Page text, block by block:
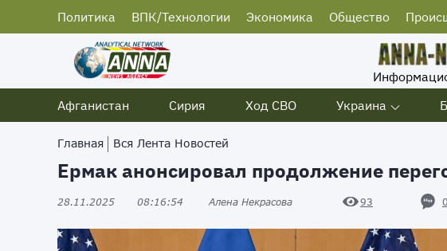
Политика ВПК/Технологии Экономика Общество
Афганистан
Сирия Ход СВО Украина
Главная Вся Лента Новостей
Ермак анонсировал продолжение
28.11.2025 08:16:54 Алена Некрасова 93 0